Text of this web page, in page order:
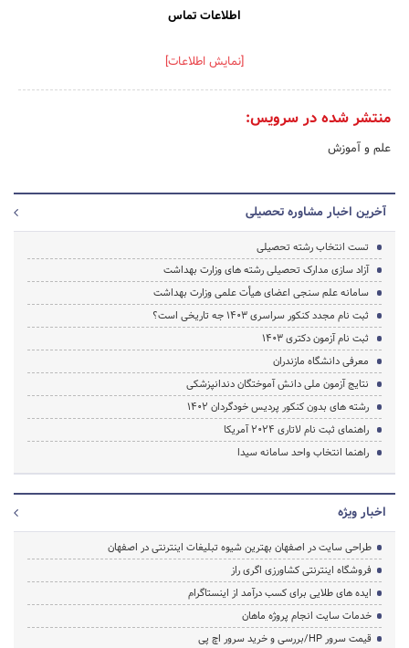
اطلاعات تماس
[نمایش اطلاعات]
منتشر شده در سرویس:
علم و آموزش
آخرین اخبار مشاوره تحصیلی
تست انتخاب رشته تحصیلی
آزاد سازی مدارک تحصیلی رشته های وزارت بهداشت
سامانه علم سنجی اعضای هیأت علمی وزارت بهداشت
ثبت نام مجدد کنکور سراسری 1403 جه تاریخی است؟
ثبت نام آزمون دکتری 1403
معرفی دانشگاه مازندران
نتایج آزمون ملی دانش آموختگان دندانپزشکی
رشته های بدون کنکور پردیس خودگردان 1402
راهنمای ثبت نام لاتاری 2024 آمریکا
راهنما انتخاب واحد سامانه سیدا
اخبار ویژه
طراحی سایت در اصفهان بهترین شیوه تبلیغات اینترنتی در اصفهان
فروشگاه اینترنتی کشاورزی اگری راز
ایده های طلایی برای کسب درآمد از اینستاگرام
خدمات سایت انجام پروژه ماهان
قیمت سرور HP/بررسی و خرید سرور اچ پی